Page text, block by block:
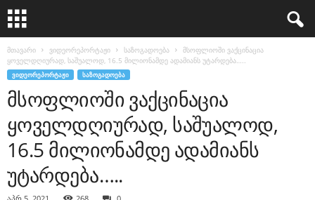
მთავარი ვიდეორეპორტაჟი საზოგადოება
მსოფლიოში ვაქცინაცია
ყოველდღიურად, საშუალოდ, 16.5 მილიონამდე ადამიანს უტარდება…..
ᲕᲘᲓᲔᲝᲠᲔᲞᲝᲠᲢᲐᲟᲘ ᲡᲐᲖᲝᲒᲐᲓᲝᲔᲑᲐ
მსოფლიოში ვაქცინაცია
ყოველდღიურად, საშუალოდ,
16.5 მილიონამდე ადამიანს
უტარდება…..